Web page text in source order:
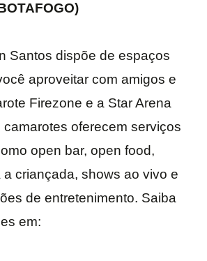
Santos dispõe de espaços
aproveitar com amigos e
Firezone e a Star Arena
oferecem serviços
open bar, open food,
criançada, shows ao vivo e
de entretenimento. Saiba
em: